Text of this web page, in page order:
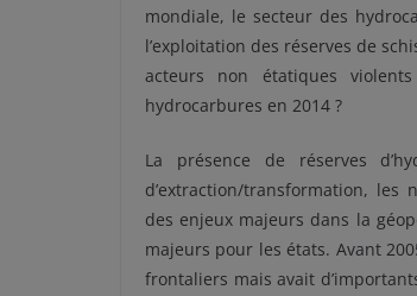
mondiale, le secteur des
l’exploitation des réserves de
acteurs non étatiques
hydrocarbures en 2014 ?
La présence de réserves
d’extraction/transformation, les
des enjeux majeurs dans la
majeurs pour les états. Avant
frontaliers mais avait